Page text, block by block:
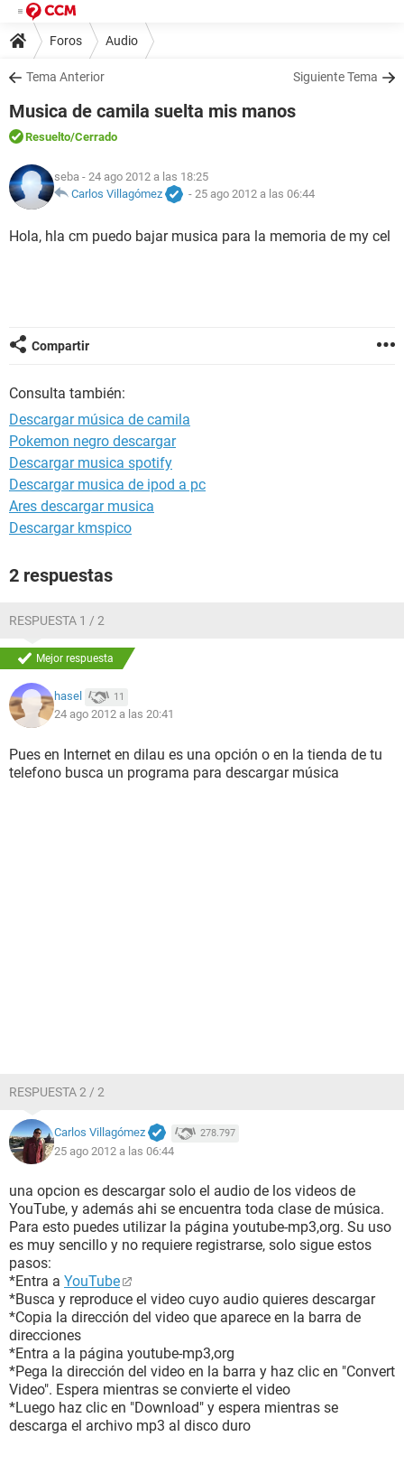
Foros Audio
Tema Anterior Siguiente Tema
Musica de camila suelta mis manos
Resuelto/Cerrado
seba - 24 ago 2012 a las 18:25
Carlos Villagómez
- 25 ago 2012 a las 06:44
Hola, hla cm puedo bajar musica para la memoria de my cel
Compartir
Consulta también:
Descargar música de camila
Pokemon negro descargar
Descargar musica spotify
Descargar musica de ipod a pc
Ares descargar musica
Descargar kmspico
2 respuestas
RESPUESTA 1 / 2
Mejor respuesta
hasel 11
24 ago 2012 a las 20:41
Pues en Internet en dilau es una opción o en la tienda de tu
telefono busca un programa para descargar música
RESPUESTA 2 / 2
Carlos Villagómez 278.797
25 ago 2012 a las 06:44
una opcion es descargar solo el audio de los videos de
YouTube, y además ahi se encuentra toda clase de música.
Para esto puedes utilizar la página youtube-mp3,org. Su uso
es muy sencillo y no requiere registrarse, solo sigue estos
pasos:
*Entra a YouTube
*Busca y reproduce el video cuyo audio quieres descargar
*Copia la dirección del video que aparece en la barra de
direcciones
*Entra a la página youtube-mp3,org
*Pega la dirección del video en la barra y haz clic en "Convert
Video". Espera mientras se convierte el video
*Luego haz clic en "Download" y espera mientras se
descarga el archivo mp3 al disco duro